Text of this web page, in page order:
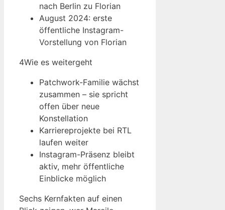
nach Berlin zu Florian
August 2024: erste
öffentliche Instagram-
Vorstellung von Florian
4Wie es weitergeht
Patchwork-Familie wächst
zusammen – sie spricht
offen über neue
Konstellation
Karriereprojekte bei RTL
laufen weiter
Instagram-Präsenz bleibt
aktiv, mehr öffentliche
Einblicke möglich
Sechs Kernfakten auf einen